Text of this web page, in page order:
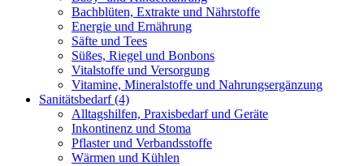
Bachblüten, Extrakte und Nährstoffe
Energie und Ernährung
Säfte und Tees
Süßes, Riegel und Bonbons
Vitalstoffe und Versorgung
Vitamine, Mineralstoffe und Nahrungsergänzung
Sanitätsbedarf(4)
Alltagshilfen, Praxisbedarf und Geräte
Inkontinenz und Stoma
Pflaster und Verbandsstoffe
Wärmen und Kühlen